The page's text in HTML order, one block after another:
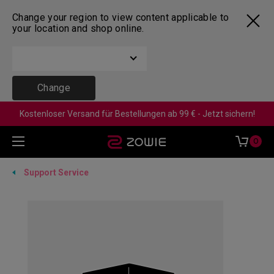
Change your region to view content applicable to
your location and shop online.
Change
Kostenloser Versand für Bestellungen ab 99 € - Jetzt sichern!
0
Support Service